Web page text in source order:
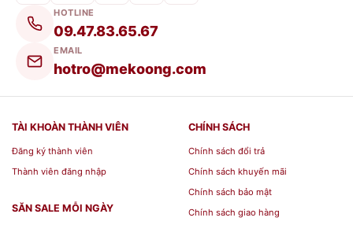
HOTLINE
09.47.83.65.67
EMAIL
hotro@mekoong.com
TÀI KHOÀN THÀNH VIÊN
Đăng ký thành viên
Thành viên đăng nhập
SĂN SALE MỖI NGÀY
CHÍNH SÁCH
Chính sách đổi trả
Chính sách khuyến mãi
Chính sách bảo mật
Chính sách giao hàng